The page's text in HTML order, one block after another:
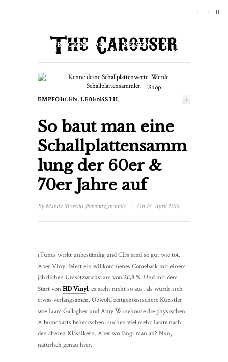
ROCK N ROLL REISEN
VERANSTALTUNGEN
Shop
ÜBER
EMPFOHLEN, LEBENSSTIL 1
So baut man eine
Schallplattensamm
lung der 60er &
70er Jahre auf
ByMandy Morello @mandy_morello · On 19. April 2018
iTunes wirkt unbeständig und CDs sind so gut wie tot.
Aber Vinyl feiert ein willkommenes Comeback mit einem
jährlichen Umsatzwachstum von 26,8 %. Und mit dem
Start vonHD Vinyl, es sieht nicht so aus, als würde sich
etwas verlangsamen. Obwohl zeitgenössischere Künstler
wie Liam Gallagher und Amy Winehouse die physischen
Albumcharts beherrschen, suchen viel mehr Leute nach
den älteren Klassikern. Aber wo fängt man an? Nun,
natürlich genau hier.